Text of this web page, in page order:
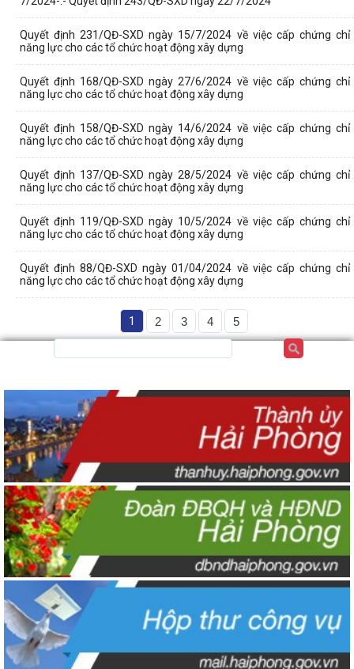
Quyết định 231/QĐ-SXD ngày 15/7/2024 về việc cấp chứng chỉ
năng lực cho các tổ chức hoạt động xây dựng
Quyết định 168/QĐ-SXD ngày 27/6/2024 về việc cấp chứng chỉ
năng lực cho các tổ chức hoạt động xây dựng
Quyết định 158/QĐ-SXD ngày 14/6/2024 về việc cấp chứng chỉ
năng lực cho các tổ chức hoạt động xây dựng
Quyết định 137/QĐ-SXD ngày 28/5/2024 về việc cấp chứng chỉ
năng lực cho các tổ chức hoạt động xây dựng
Quyết định 119/QĐ-SXD ngày 10/5/2024 về việc cấp chứng chỉ
năng lực cho các tổ chức hoạt động xây dựng
Quyết định 88/QĐ-SXD ngày 01/04/2024 về việc cấp chứng chỉ
năng lực cho các tổ chức hoạt động xây dựng
1 2 3 4 5